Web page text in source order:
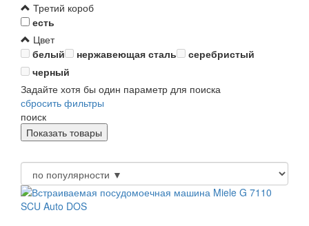
Третий короб
есть
Цвет
белый
нержавеющая сталь
серебристый
черный
Задайте хотя бы один параметр для поиска
сбросить фильтры
поиск